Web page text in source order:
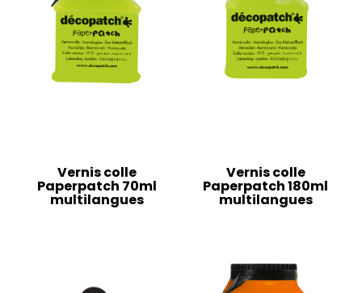
Vernis colle
Paperpatch 70ml
multilangues
Vernis colle
Paperpatch 180ml
multilangues